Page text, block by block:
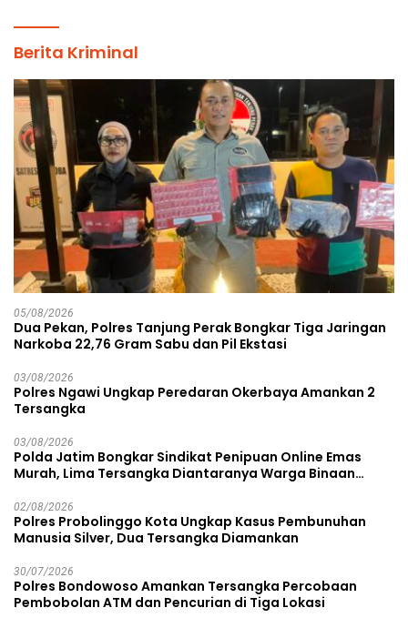
Berita Kriminal
05/08/2026
Dua Pekan, Polres Tanjung Perak Bongkar Tiga Jaringan
Narkoba 22,76 Gram Sabu dan Pil Ekstasi
03/08/2026
Polres Ngawi Ungkap Peredaran Okerbaya Amankan 2
Tersangka
03/08/2026
Polda Jatim Bongkar Sindikat Penipuan Online Emas
Murah, Lima Tersangka Diantaranya Warga Binaan
02/08/2026
Polres Probolinggo Kota Ungkap Kasus Pembunuhan
Manusia Silver, Dua Tersangka Diamankan
30/07/2026
Polres Bondowoso Amankan Tersangka Percobaan
Pembobolan ATM dan Pencurian di Tiga Lokasi